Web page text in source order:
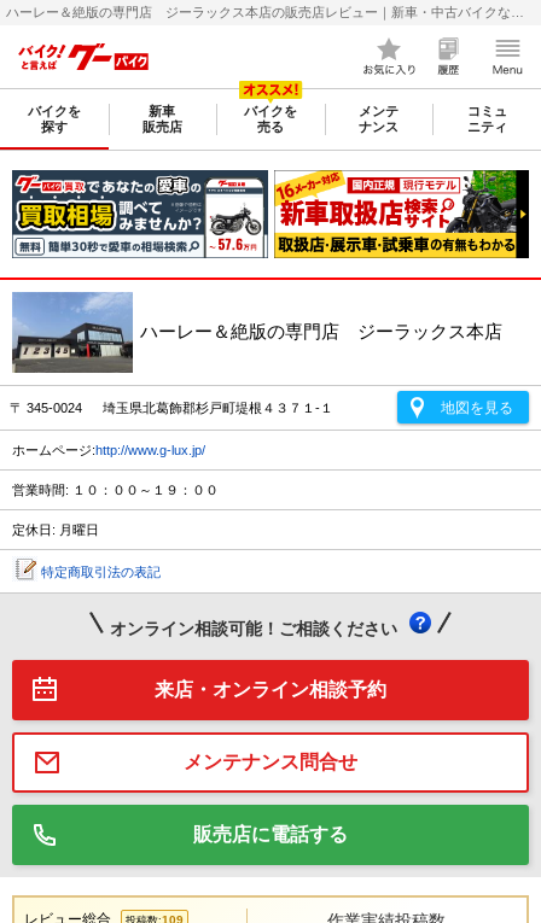
バイクを
探す
新車
販売店
バイクを
売る
メンテ
ナンス
コミュ
ニティ
ハーレー＆絶版の専門店 ジーラックス本店
〒 345-0024 埼玉県北葛飾郡杉戸町堤根４３７１-１ 地図を見る
ホームページ:http://www.g-lux.jp/
営業時間: １０：００～１９：００
定休日: 月曜日
特定商取引法の表記
オンライン相談可能！ご相談ください
来店・オンライン相談予約
メンテナンス問合せ
販売店に電話する